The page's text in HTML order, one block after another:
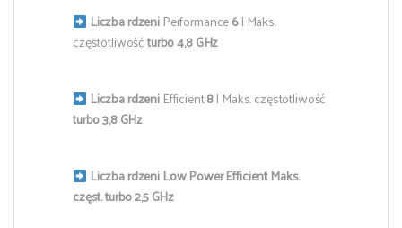
Liczba rdzeniPerformance6| Maks.
częstotliwośćturbo 4,8 GHz
Liczba rdzeni Efficient8| Maks. częstotliwość
turbo 3,8 GHz
Liczba rdzeni Low Power Efficient Maks.
częst. turbo 2,5 GHz